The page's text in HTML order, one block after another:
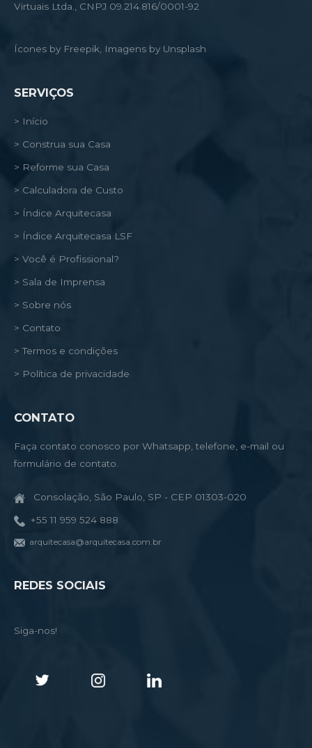
Virtuais Ltda., CNPJ 09.214.816/0001-92
Ícones by Freepik, Imagens by Unsplash
SERVIÇOS
> Início
> Construa sua Casa
> Reforme sua Casa
> Calculadora de Custo
> Índice Arquitecasa
> Índice Arquitecasa LSF
> Você é Profissional?
> Sala de Imprensa
> Sobre nós
> Contato
> Termos e condições
> Política de privacidade
CONTATO
Faça contato conosco por Whatsapp, telefone, e-mail ou
formulário de contato.
Consolação, São Paulo, SP - CEP 01303-020
+55 11 959 524 888
arquitecasa@arquitecasa.com.br
REDES SOCIAIS
Siga-nos!